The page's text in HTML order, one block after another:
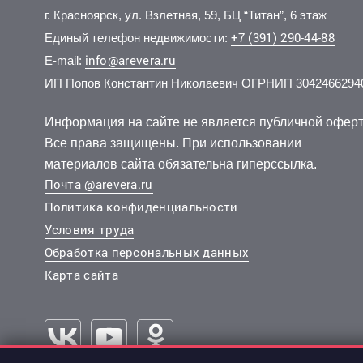
15 100 000 руб. 190 176 руб./м 2
3-комн. 79.4 м 11 эт.из 22
Советский, 78 Добровольческой Бригады улица 23
2 500
4-комн.
6 200 000 руб. 167 116 руб./м2
1-комн. 37.1 м 8 эт. из 9
Октябрьский, Академика Киренского улица 122
8 990
2-комн.
г. Красноярск, ул. Взлетная, 59, БЦ “Титан”, 6 этаж
Единый телефон недвижимости: +7 (391) 290-44-88
E-mail: info@arevera.ru
ИП Попов Константин Николаевич ОГРНИП
Информация на сайте не является публичной
Все права защищены. При использовании
материалов сайта обязательна гиперссылка.
Почта @arevera.ru
Политика конфиденциальности
Условия труда
Обработка персональных данных
Карта сайта